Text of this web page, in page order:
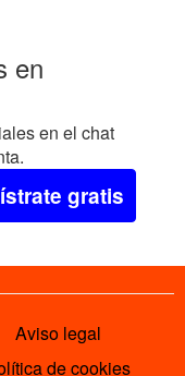
en
en el chat
gratis
Aviso legal
de cookies